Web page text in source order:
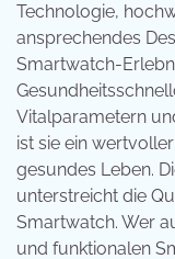
Technologie,
ansprechendes
Smartwatch-
Vitalparametern
ist sie ein
gesundes Leben.
unterstreicht die
Smartwatch. Wer
und funktionalen